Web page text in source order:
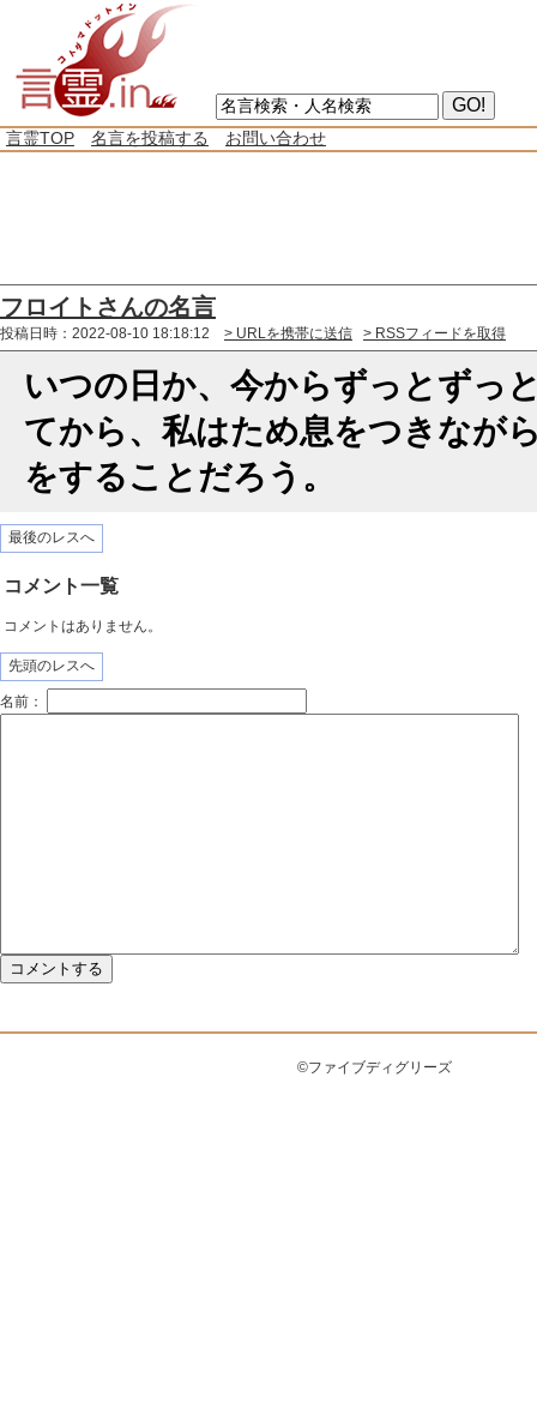
言霊TOP 名言を投稿する お問い合わせ
フロイトさんの名言
投稿日時：2022-08-10 18:18:12 > URLを携帯に送信 > RSSフィードを取得
いつの日か、今からずっとずっ
てから、私はため息をつきなが
をすることだろう。
最後のレスへ
コメント一覧
コメントはありません。
先頭のレスへ
名前：
©ファイブディグリーズ